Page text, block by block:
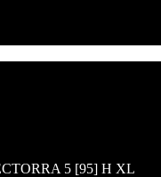
5 [95] H XL